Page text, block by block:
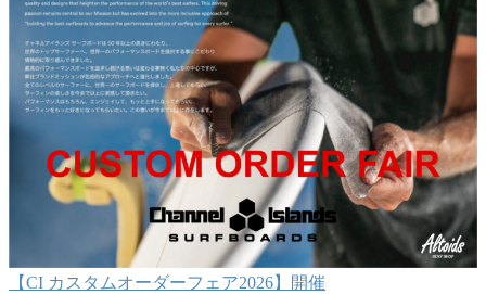
【CI カスタムオーダーフェア2026】開催